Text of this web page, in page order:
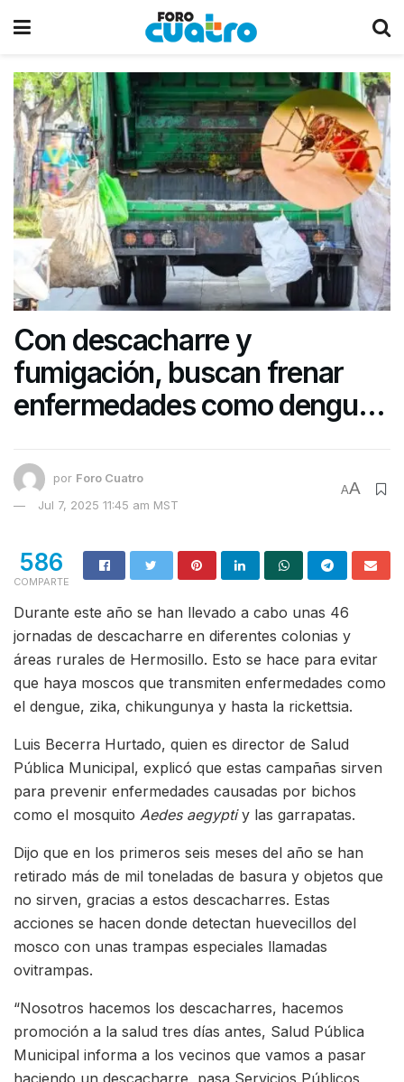
Con descacharre y
fumigación, buscan frenar
enfermedades como dengue
por Foro Cuatro
Jul 7, 2025 11:45 am MST
AA
586
COMPARTE
Durante este año se han llevado a cabo unas 46
jornadas de descacharre en diferentes colonias y
áreas rurales de Hermosillo. Esto se hace para evitar
que haya moscos que transmiten enfermedades como
el dengue, zika, chikungunya y hasta la rickettsia.
Luis Becerra Hurtado, quien es director de Salud
Pública Municipal, explicó que estas campañas sirven
para prevenir enfermedades causadas por bichos
como el mosquito Aedes aegyptiy las garrapatas.
Dijo que en los primeros seis meses del año se han
retirado más de mil toneladas de basura y objetos que
no sirven, gracias a estos descacharres. Estas
acciones se hacen donde detectan huevecillos del
mosco con unas trampas especiales llamadas
ovitrampas.
“Nosotros hacemos los descacharres, hacemos
promoción a la salud tres días antes, Salud Pública
Municipal informa a los vecinos que vamos a pasar
haciendo un descacharre, pasa Servicios Públicos